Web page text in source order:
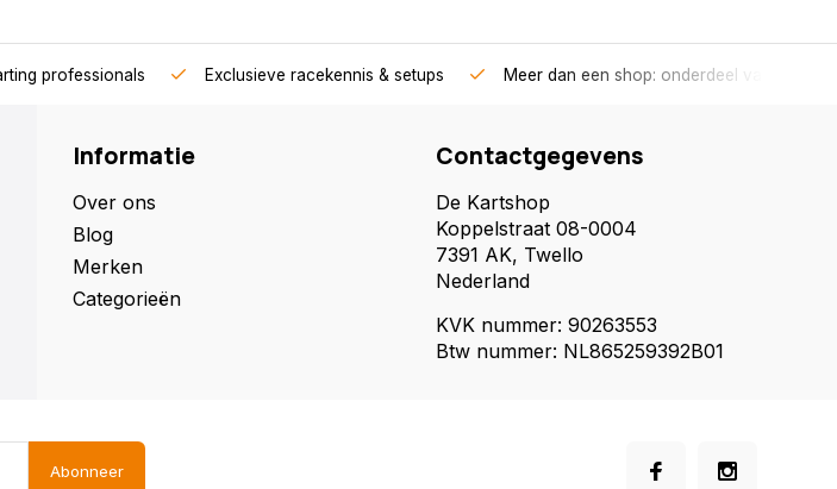
professionals Exclusieve racekennis & setups Meer dan een shop: onderdeel van een
Informatie
Over ons
Blog
Merken
Categorieën
Contactgegevens
De Kartshop
Koppelstraat 08-0004
7391 AK, Twello
Nederland
KVK nummer: 90263553
Btw nummer: NL865259392B01
Abonneer